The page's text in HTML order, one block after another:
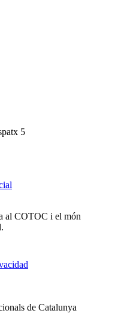
5
al COTOC i el món
de Catalunya